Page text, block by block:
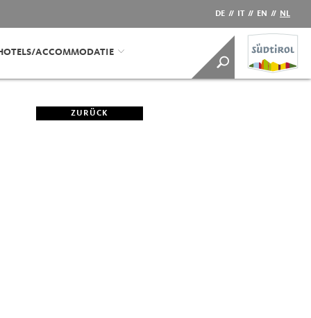
DE // IT // EN // NL
ACCOMMODATIE
ZURÜCK